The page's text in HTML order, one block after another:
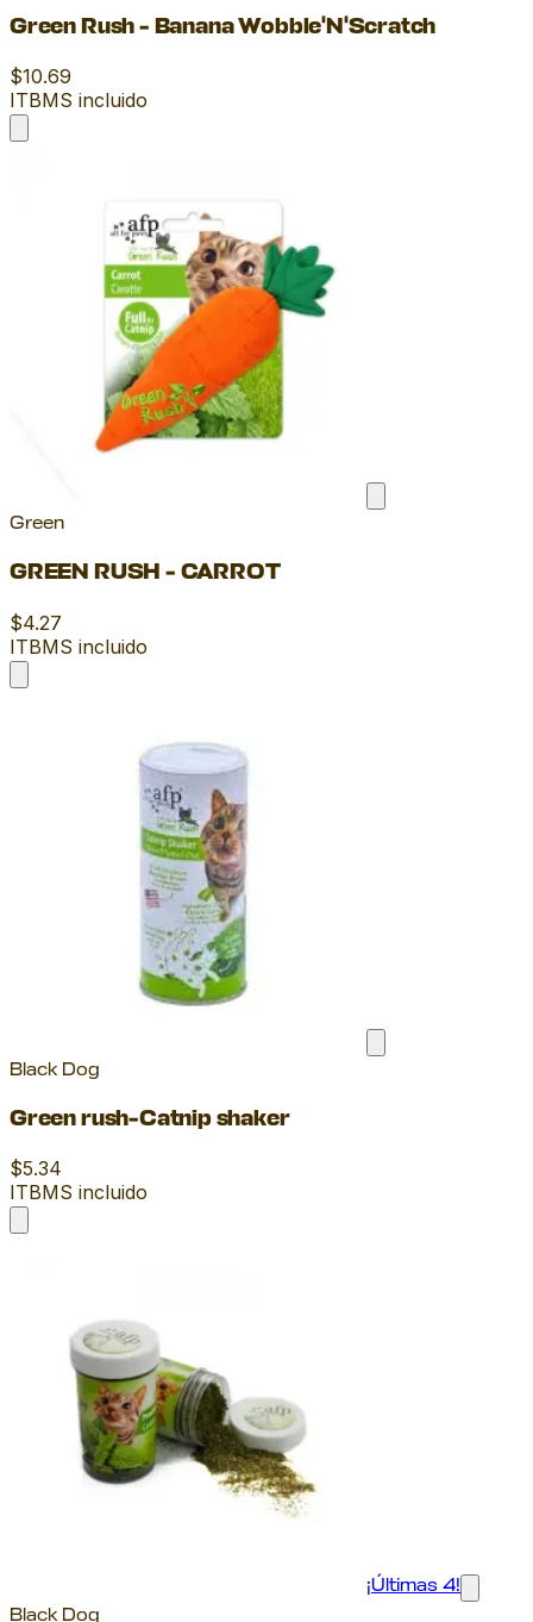
Green Rush - Banana Wobble'N'Scratch
$10.69
ITBMS incluido
Green
GREEN RUSH - CARROT
$4.27
ITBMS incluido
Black Dog
Green rush-Catnip shaker
$5.34
ITBMS incluido
¡Últimas 4!
Black Dog